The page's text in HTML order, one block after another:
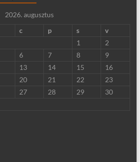
2026. augusztus
c p s
v
1
2
6 7 8
9
13 14 15
16
20 21 22
23
27 28 29
30